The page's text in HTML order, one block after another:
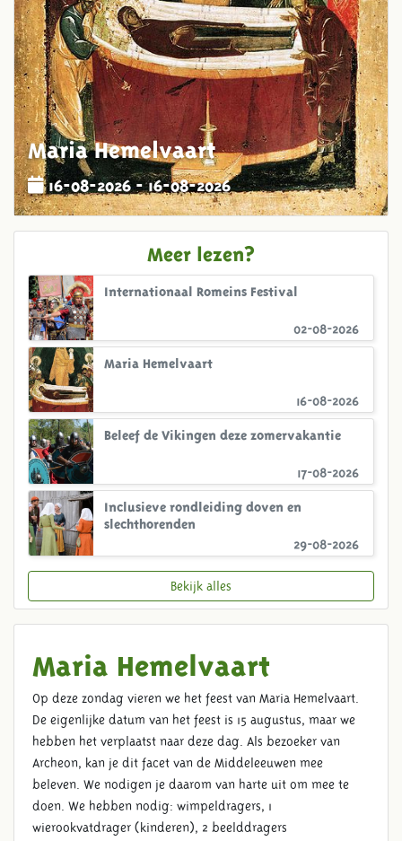
Maria Hemelvaart
16-08-2026 - 16-08-2026
Maria Hemelvaart
Op deze zondag vieren we het feest van Maria Hemelvaart.
De eigenlijke datum van het feest is 15 augustus, maar we
hebben het verplaatst naar deze dag. Als bezoeker van
Archeon, kan je dit facet van de Middeleeuwen mee
beleven. We nodigen je daarom van harte uit om mee te
doen. We hebben nodig: wimpeldragers, 1
wierookvatdrager (kinderen), 2 beelddragers
Meer lezen?
02-08-2026
Internationaal Romeins Festival
16-08-2026
Maria Hemelvaart
17-08-2026
Beleef de Vikingen deze zomervakantie
29-08-2026
Inclusieve rondleiding doven en
slechthorenden
Bekijk alles